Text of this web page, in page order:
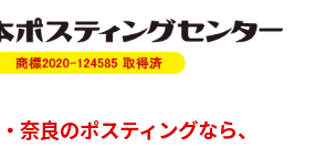
・奈良のポスティングなら、